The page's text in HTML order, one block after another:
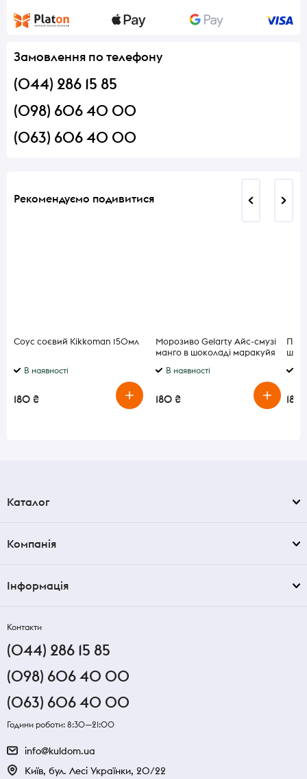
Замовлення по телефону
(044) 286 15 85
(098) 606 40 00
(063) 606 40 00
Рекомендуємо подивитися
Соус соєвий Kikkoman 150мл
В наявності
180 ₴
Морозиво Gelarty Айс-смузі
манго в шоколаді маракуйя
В наявності
180 ₴ 180
Каталог
Компанія
Інформація
Контакти
(044) 286 15 85
(098) 606 40 00
(063) 606 40 00
Години роботи: 8:30—21:00
info@kuldom.ua
Київ, бул. Лесі Українки, 20/22